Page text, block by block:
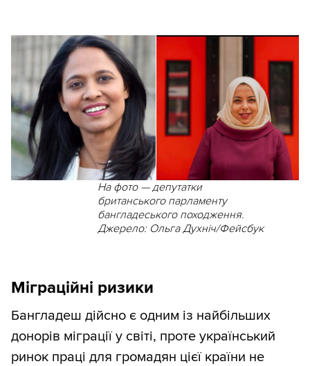
На фото — депутатки
британського парламенту
бангладеського походження.
Джерело: Ольга Духніч/Фейсбук
Міграційні ризики
Бангладеш дійсно є одним із найбільших
донорів міграції у світі, проте український
ринок праці для громадян цієї країни не